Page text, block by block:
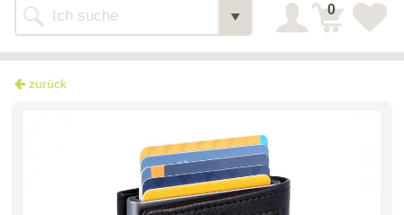
Alle Webseiten0
zurück